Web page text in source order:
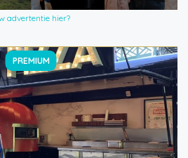
advertentie hier?
PREMIUM